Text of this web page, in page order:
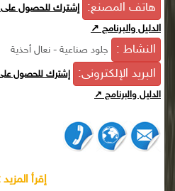
هاتف المصنع: إشترك للحصول على
الدليل والبرنامج ↗
النشاط : جلود صناعية - نعال أحذية
البريد الإلكترونى: إشترك للحصول
الدليل والبرنامج ↗
إقرأ